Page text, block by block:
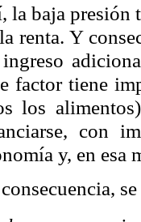
la baja presión
renta. Y
factor tiene
los
con
y, en esa